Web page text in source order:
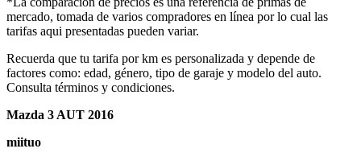
mercado, tomada de varios compradores en línea por lo cual las
tarifas aqui presentadas pueden variar.
Recuerda que tu tarifa por km es personalizada y depende de
factores como: edad, género, tipo de garaje y modelo del auto.
Consulta términos y condiciones.
Mazda 3 AUT 2016
miituo